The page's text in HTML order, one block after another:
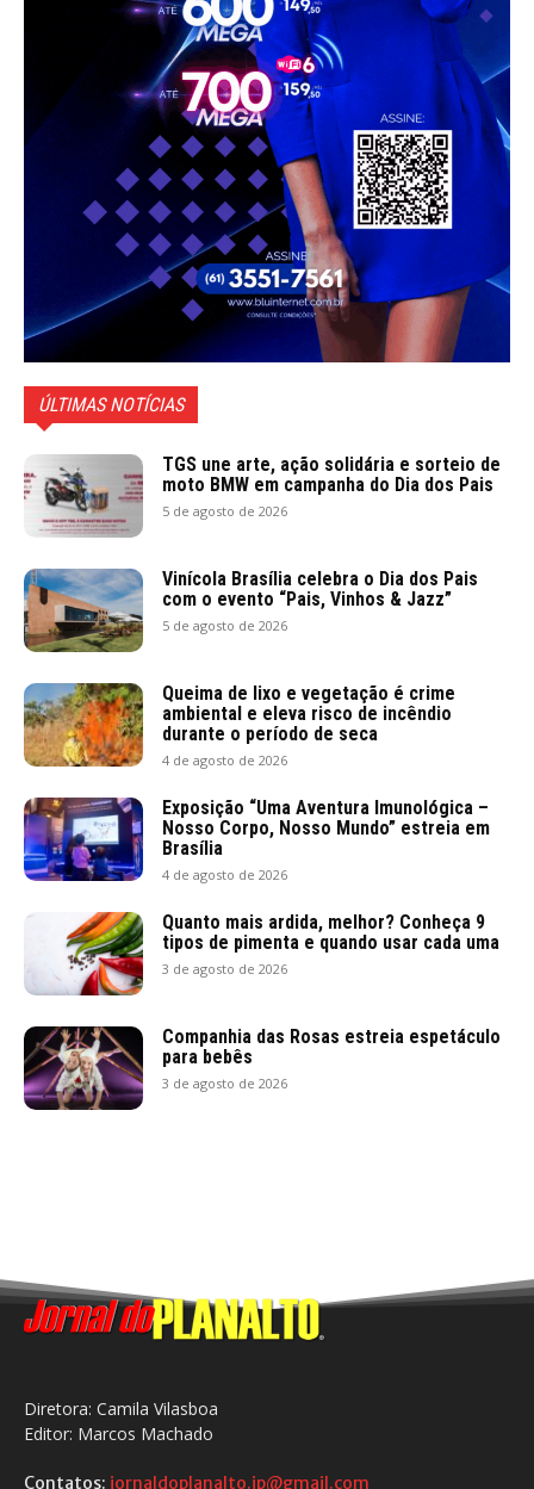
ÚLTIMAS NOTÍCIAS
TGS une arte, ação solidária e sorteio de
moto BMW em campanha do Dia dos Pais
5 de agosto de 2026
Vinícola Brasília celebra o Dia dos Pais
com o evento “Pais, Vinhos & Jazz”
5 de agosto de 2026
Queima de lixo e vegetação é crime
ambiental e eleva risco de incêndio
durante o período de seca
4 de agosto de 2026
Exposição “Uma Aventura Imunológica –
Nosso Corpo, Nosso Mundo” estreia em
Brasília
4 de agosto de 2026
Quanto mais ardida, melhor? Conheça 9
tipos de pimenta e quando usar cada uma
3 de agosto de 2026
Companhia das Rosas estreia espetáculo
para bebês
3 de agosto de 2026
Diretora: Camila Vilasboa
Editor: Marcos Machado
Contatos: jornaldoplanalto.jp@gmail.com